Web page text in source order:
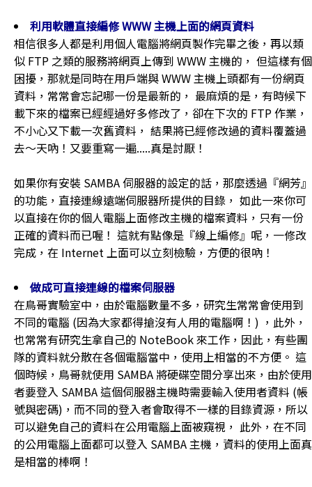
利用軟體直接編修 WWW 主機上面的網頁資料
相信很多人都是利用個人電腦將網頁製作完畢之後，再以類
似 FTP 之類的服務將網頁上傳到 WWW 主機的， 但這樣有個
困擾，那就是同時在用戶端與 WWW 主機上頭都有一份網頁
資料，常常會忘記哪一份是最新的， 最麻煩的是，有時候下
載下來的檔案已經經過好多修改了，卻在下次的 FTP 作業，
不小心又下載一次舊資料， 結果將已經修改過的資料覆蓋過
去～天吶！又要重寫一遍.....真是討厭！
如果你有安裝 SAMBA 伺服器的設定的話，那麼透過『網芳』
的功能，直接連線遠端伺服器所提供的目錄， 如此一來你可
以直接在你的個人電腦上面修改主機的檔案資料，只有一份
正確的資料而已喔！ 這就有點像是『線上編修』呢，一修改
完成，在 Internet 上面可以立刻檢驗，方便的很吶！
做成可直接連線的檔案伺服器
在鳥哥實驗室中，由於電腦數量不多，研究生常常會使用到
不同的電腦 (因為大家都得搶沒有人用的電腦啊！) ，此外，
也常常有研究生拿自己的 NoteBook 來工作，因此，有些團
隊的資料就分散在各個電腦當中，使用上相當的不方便。 這
個時候，鳥哥就使用 SAMBA 將硬碟空間分享出來，由於使用
者要登入 SAMBA 這個伺服器主機時需要輸入使用者資料 (帳
號與密碼)，而不同的登入者會取得不一樣的目錄資源，所以
可以避免自己的資料在公用電腦上面被窺視， 此外，在不同
的公用電腦上面都可以登入 SAMBA 主機，資料的使用上面真
是相當的棒啊！